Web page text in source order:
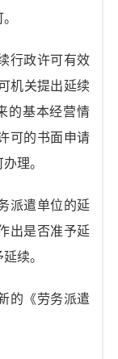
行政许可有效
机关提出延续
的基本经营情
可的书面申请
理。
派遣单位的延
出是否准予延
续。
《劳务派遣